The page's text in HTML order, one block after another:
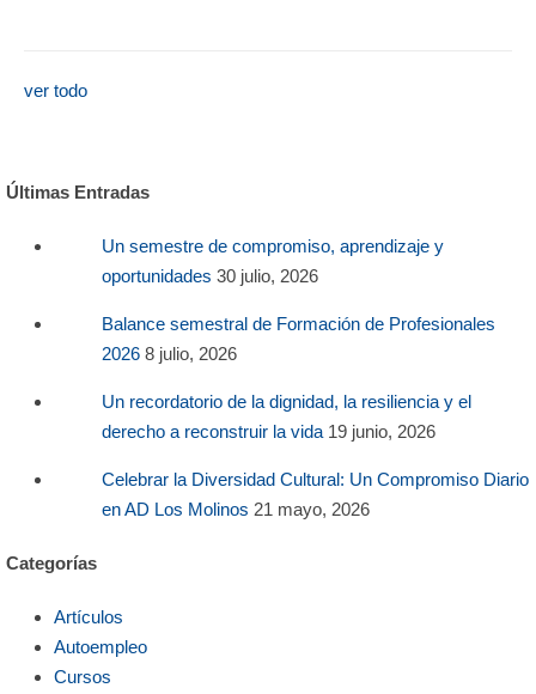
ver todo
Últimas Entradas
Un semestre de compromiso, aprendizaje y
oportunidades 30 julio, 2026
Balance semestral de Formación de Profesionales
2026 8 julio, 2026
Un recordatorio de la dignidad, la resiliencia y el
derecho a reconstruir la vida 19 junio, 2026
Celebrar la Diversidad Cultural: Un Compromiso Diario
en AD Los Molinos 21 mayo, 2026
Categorías
Artículos
Autoempleo
Cursos